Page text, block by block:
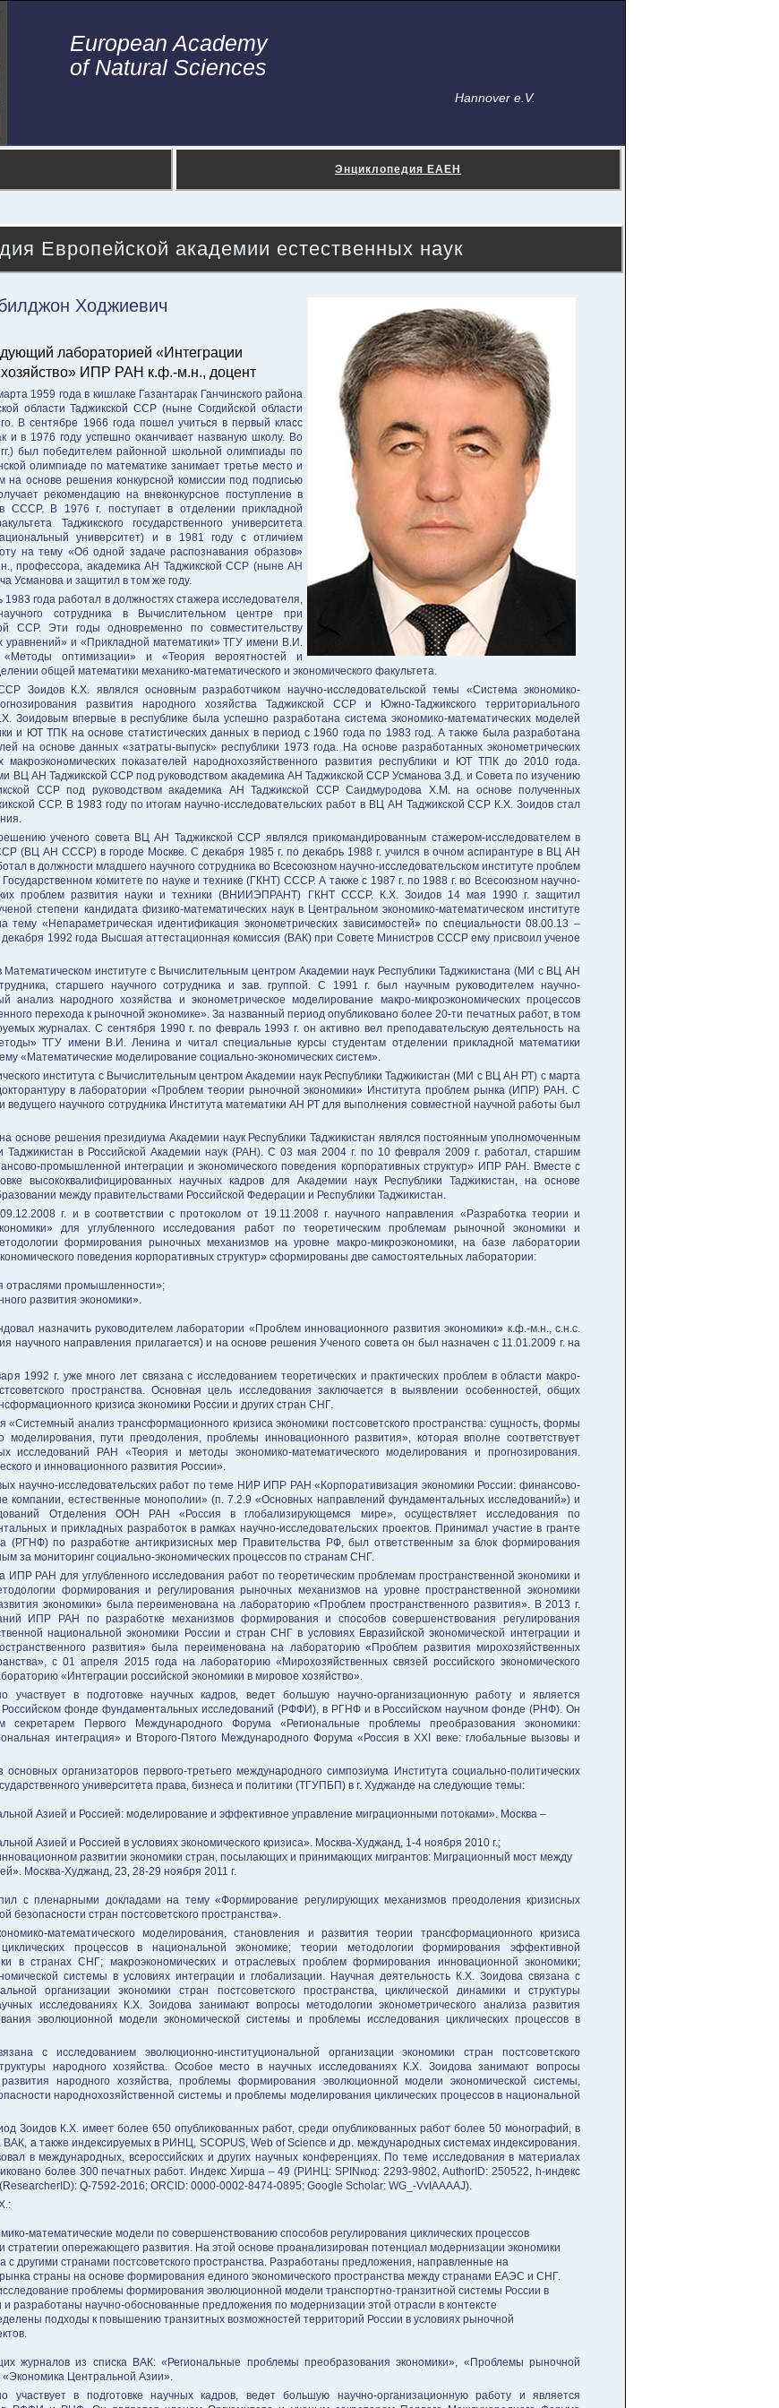
European Academy
of Natural Sciences
Hannover e.V.
Энциклопедия ЕАЕН
Европейской академии естественных наук
Ходжиевич
лабораторией «Интеграции
ИПР РАН к.ф.-м.н., доцент
1959 года в кишлаке Газантарак Ганчинского района
области Таджикской ССР (ныне Согдийской области
В сентябре 1966 года пошел учиться в первый класс
в 1976 году успешно оканчивает названую школу. Во
был победителем районной школьной олимпиады по
олимпиаде по математике занимает третье место и
на основе решения конкурсной комиссии под подписью
рекомендацию на внеконкурсное поступление в
СССР. В 1976 г. поступает в отделении прикладной
Таджикского государственного университета
университет) и в 1981 году с отличием
на тему «Об одной задаче распознавания образов»
профессора, академика АН Таджикской ССР (ныне АН
Усманова и защитил в том же году.
1983 года работал в должностях стажера исследователя,
сотрудника в Вычислительном центре при
ССР. Эти годы одновременно по совместительству
и «Прикладной математики» ТГУ имени В.И.
оптимизации» и «Теория вероятностей и
общей математики механико-математического и экономического факультета.
Зоидов К.Х. являлся основным разработчиком научно-исследовательской темы «Система экономико-
развития народного хозяйства Таджикской ССР и Южно-Таджикского территориального
Зоидовым впервые в республике была успешно разработана система экономико-математических моделей
и ЮТ ТПК на основе статистических данных в период с 1960 года по 1983 год. А также была разработана
на основе данных «затраты-выпуск» республики 1973 года. На основе разработанных эконометрических
показателей народнохозяйственного развития республики и ЮТ ТПК до 2010 года.
ВЦ АН Таджикской ССР под руководством академика АН Таджикской ССР Усманова З.Д. и Совета по изучению
ССР под руководством академика АН Таджикской ССР Саидмуродова Х.М. на основе полученных
ССР. В 1983 году по итогам научно-исследовательских работ в ВЦ АН Таджикской ССР К.Х. Зоидов стал
ученого совета ВЦ АН Таджикской ССР являлся прикомандированным стажером-исследователем в
(ВЦ АН СССР) в городе Москве. С декабря 1985 г. по декабрь 1988 г. учился в очном аспирантуре в ВЦ АН
в должности младшего научного сотрудника во Всесоюзном научно-исследовательском институте проблем
комитете по науке и технике (ГКНТ) СССР. А также с 1987 г. по 1988 г. во Всесоюзном научно-
проблем развития науки и техники (ВНИИЭПРАНТ) ГКНТ СССР. К.Х. Зоидов 14 мая 1990 г. защитил
степени кандидата физико-математических наук в Центральном экономико-математическом институте
«Непараметрическая идентификация эконометрических зависимостей» по специальности 08.00.13 –
1992 года Высшая аттестационная комиссия (ВАК) при Совете Министров СССР ему присвоил ученое
Математическом институте с Вычислительным центром Академии наук Республики Таджикистана (МИ с ВЦ АН
старшего научного сотрудника и зав. группой. С 1991 г. был научным руководителем научно-
анализ народного хозяйства и эконометрическое моделирование макро-микроэкономических процессов
перехода к рыночной экономике». За названный период опубликовано более 20-ти печатных работ, в том
журналах. С сентября 1990 г. по февраль 1993 г. он активно вел преподавательскую деятельность на
ТГУ имени В.И. Ленина и читал специальные курсы студентам отделении прикладной математики
«Математические моделирование социально-экономических систем».
института с Вычислительным центром Академии наук Республики Таджикистан (МИ с ВЦ АН РТ) с марта
в лаборатории «Проблем теории рыночной экономики» Института проблем рынка (ИПР) РАН. С
ведущего научного сотрудника Института математики АН РТ для выполнения совместной научной работы был
основе решения президиума Академии наук Республики Таджикистан являлся постоянным уполномоченным
Таджикистан в Российской Академии наук (РАН). С 03 мая 2004 г. по 10 февраля 2009 г. работал, старшим
промышленной интеграции и экономического поведения корпоративных структур» ИПР РАН. Вместе с
высококвалифицированных научных кадров для Академии наук Республики Таджикистан, на основе
между правительствами Российской Федерации и Республики Таджикистан.
г. и в соответствии с протоколом от 19.11.2008 г. научного направления «Разработка теории и
для углубленного исследования работ по теоретическим проблемам рыночной экономики и
формирования рыночных механизмов на уровне макро-микроэкономики, на базе лаборатории
поведения корпоративных структур» сформированы две самостоятельных лаборатории:
отраслями промышленности»;
развития экономики».
назначить руководителем лаборатории «Проблем инновационного развития экономики» к.ф.-м.н., с.н.с.
научного направления прилагается) и на основе решения Ученого совета он был назначен с 11.01.2009 г. на
1992 г. уже много лет связана с исследованием теоретических и практических проблем в области макро-
пространства. Основная цель исследования заключается в выявлении особенностей, общих
кризиса экономики России и других стран СНГ.
«Системный анализ трансформационного кризиса экономики постсоветского пространства: сущность, формы
моделирования, пути преодоления, проблемы инновационного развития», которая вполне соответствует
исследований РАН «Теория и методы экономико-математического моделирования и прогнозирования.
и инновационного развития России».
научно-исследовательских работ по теме НИР ИПР РАН «Корпоративизация экономики России: финансово-
компании, естественные монополии» (п. 7.2.9 «Основных направлений фундаментальных исследований») и
Отделения ООН РАН «Россия в глобализирующемся мире», осуществляет исследования по
и прикладных разработок в рамках научно-исследовательских проектов. Принимал участие в гранте
(РГНФ) по разработке антикризисных мер Правительства РФ, был ответственным за блок формирования
за мониторинг социально-экономических процессов по странам СНГ.
ИПР РАН для углубленного исследования работ по теоретическим проблемам пространственной экономики и
формирования и регулирования рыночных механизмов на уровне пространственной экономики
экономики» была переименована на лабораторию «Проблем пространственного развития». В 2013 г.
ИПР РАН по разработке механизмов формирования и способов совершенствования регулирования
национальной экономики России и стран СНГ в условиях Евразийской экономической интеграции и
развития» была переименована на лабораторию «Проблем развития мирохозяйственных
с 01 апреля 2015 года на лабораторию «Мирохозяйственных связей российского экономического
«Интеграции российской экономики в мировое хозяйство».
в подготовке научных кадров, ведет большую научно-организационную работу и является
Российском фонде фундаментальных исследований (РФФИ), в РГНФ и в Российском научном фонде (РНФ). Он
Первого Международного Форума «Региональные проблемы преобразования экономики:
интеграция» и Второго-Пятого Международного Форума «Россия в XXI веке: глобальные вызовы и
организаторов первого-третьего международного симпозиума Института социально-политических
университета права, бизнеса и политики (ТГУПБП) в г. Худжанде на следующие темы:
Азией и Россией: моделирование и эффективное управление миграционными потоками». Москва –
Азией и Россией в условиях экономического кризиса». Москва-Худжанд, 1-4 ноября 2010 г.;
развитии экономики стран, посылающих и принимающих мигрантов: Миграционный мост между
Москва-Худжанд, 23, 28-29 ноября 2011 г.
с пленарными докладами на тему «Формирование регулирующих механизмов преодоления кризисных
безопасности стран постсоветского пространства».
математического моделирования, становления и развития теории трансформационного кризиса
процессов в национальной экономике; теории методологии формирования эффективной
в странах СНГ; макроэкономических и отраслевых проблем формирования инновационной экономики;
системы в условиях интеграции и глобализации. Научная деятельность К.Х. Зоидова связана с
организации экономики стран постсоветского пространства, циклической динамики и структуры
исследованиях К.Х. Зоидова занимают вопросы методологии эконометрического анализа развития
эволюционной модели экономической системы и проблемы исследования циклических процессов в
с исследованием эволюционно-институциональной организации экономики стран постсоветского
народного хозяйства. Особое место в научных исследованиях К.Х. Зоидова занимают вопросы
развития народного хозяйства, проблемы формирования эволюционной модели экономической системы,
народнохозяйственной системы и проблемы моделирования циклических процессов в национальной
Зоидов К.Х. имеет более 650 опубликованных работ, среди опубликованных работ более 50 монографий, в
ВАК, а также индексируемых в РИНЦ, SCOPUS, Web of Science и др. международных системах индексирования.
в международных, всероссийских и других научных конференциях. По теме исследования в материалах
более 300 печатных работ. Индекс Хирша – 49 (РИНЦ: SPINкод: 2293-9802, AuthorID: 250522, h-индекс
Q-7592-2016; ORCID: 0000-0002-8474-0895; Google Scholar: WG_-VvIAAAAJ).
математические модели по совершенствованию способов регулирования циклических процессов
стратегии опережающего развития. На этой основе проанализирован потенциал модернизации экономики
с другими странами постсоветского пространства. Разработаны предложения, направленные на
рынка страны на основе формирования единого экономического пространства между странами ЕАЭС и СНГ.
проблемы формирования эволюционной модели транспортно-транзитной системы России в
и разработаны научно-обоснованные предложения по модернизации этой отрасли в контексте
подходы к повышению транзитных возможностей территорий России в условиях рыночной
журналов из списка ВАК: «Региональные проблемы преобразования экономики», «Проблемы рыночной
Центральной Азии».
в подготовке научных кадров, ведет большую научно-организационную работу и является